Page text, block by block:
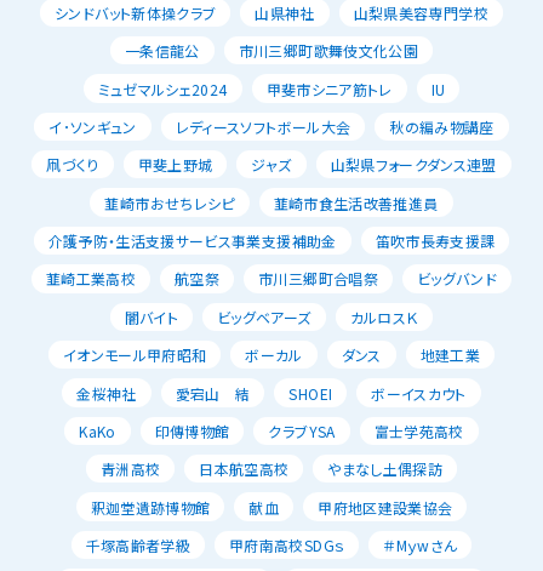
シンドバット新体操クラブ
山県神社
山梨県美容専門学校
一条信龍公
市川三郷町歌舞伎文化公園
ミュゼマルシェ2024
甲斐市シニア筋トレ
IU
イ･ソンギュン
レディースソフトボール大会
秋の編み物講座
凧づくり
甲斐上野城 ジャズ
山梨県フォークダンス連盟
韮崎市おせちレシピ
韮崎市食生活改善推進員
介護予防・生活支援サービス事業支援補助金
笛吹市長寿支援課
韮崎工業高校
航空祭 市川三郷町合唱祭
ビッグバンド
闇バイト
ビッグベアーズ
カルロスＫ
イオンモール甲府昭和
ボーカル ダンス
地建工業
金桜神社
愛宕山 結 SHOEI
ボーイスカウト
KaKo
印傳博物館 クラブYSA
富士学苑高校
青洲高校
日本航空高校
やまなし土偶探訪
釈迦堂遺跡博物館
献血
甲府地区建設業協会
千塚高齢者学級
甲府南高校SDGｓ
＃Mｙwさん